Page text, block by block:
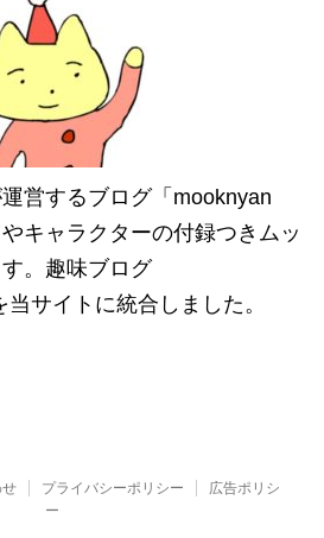
営するブログ「mooknyan
キャラクターの付録つきムッ
。趣味ブログ
当サイトに統合しました。
プライバシーポリシー
広告ポリシ
ー